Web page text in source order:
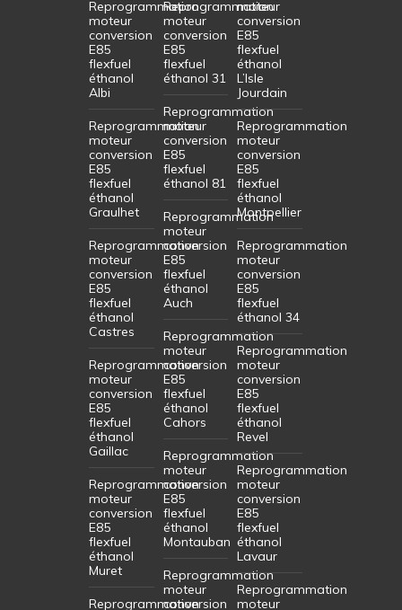
Reprogrammation
moteur
conversion
E85
flexfuel
éthanol
Albi
Reprogrammation
moteur
conversion
E85
flexfuel
éthanol
Graulhet
Reprogrammation
moteur
conversion
E85
flexfuel
éthanol
Castres
Reprogrammation
moteur
conversion
E85
flexfuel
éthanol
Gaillac
Reprogrammation
moteur
conversion
E85
flexfuel
éthanol
Muret
Reprogrammation
Reprogrammation
moteur
conversion
E85
flexfuel
éthanol 31
Reprogrammation
moteur
conversion
E85
flexfuel
éthanol 81
Reprogrammation
moteur
conversion
E85
flexfuel
éthanol
Auch
Reprogrammation
moteur
conversion
E85
flexfuel
éthanol
Cahors
Reprogrammation
moteur
conversion
E85
flexfuel
éthanol
Montauban
Reprogrammation
moteur
conversion
moteur
conversion
E85
flexfuel
éthanol
L’Isle
Jourdain
Reprogrammation
moteur
conversion
E85
flexfuel
éthanol
Montpellier
Reprogrammation
moteur
conversion
E85
flexfuel
éthanol 34
Reprogrammation
moteur
conversion
E85
flexfuel
éthanol
Revel
Reprogrammation
moteur
conversion
E85
flexfuel
éthanol
Lavaur
Reprogrammation
moteur